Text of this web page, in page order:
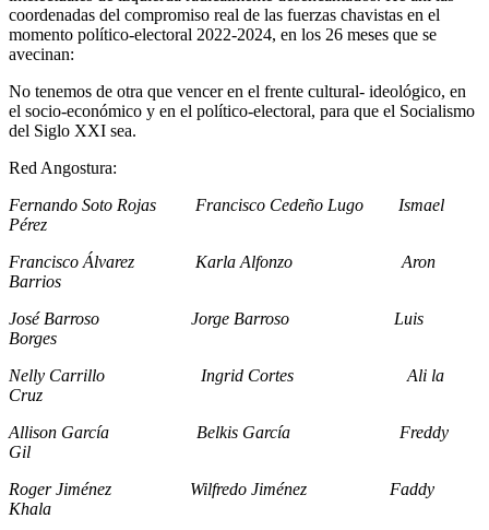
coordenadas del compromiso real de las fuerzas chavistas en el
momento político-electoral 2022-2024, en los 26 meses que se
avecinan:
No tenemos de otra que vencer en el frente cultural- ideológico, en
el socio-económico y en el político-electoral, para que el Socialismo
del Siglo XXI sea.
Red Angostura:
Fernando Soto Rojas Francisco Cedeño Lugo Ismael
Pérez
Francisco Álvarez Karla Alfonzo Aron
Barrios
José Barroso Jorge Barroso Luis
Borges
Nelly Carrillo Ingrid Cortes Ali la
Cruz
Allison García Belkis García Freddy
Gil
Roger Jiménez Wilfredo Jiménez Faddy
Khala